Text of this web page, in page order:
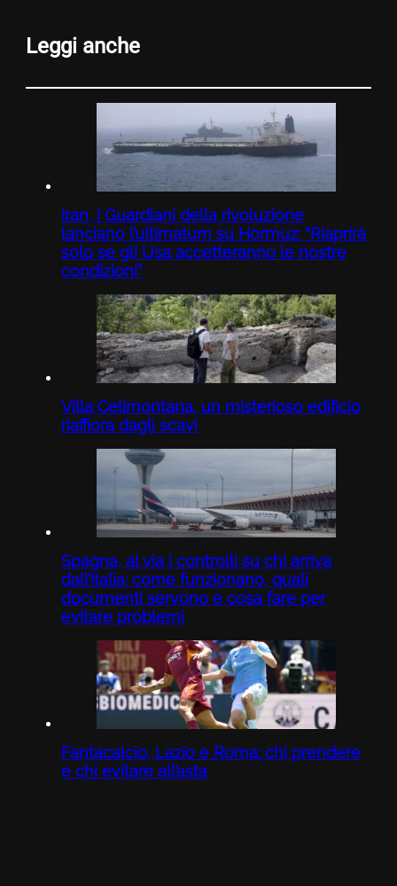
Leggi anche
Iran, i Guardiani della rivoluzione
lanciano l’ultimatum su Hormuz: “Riaprirà
solo se gli Usa accetteranno le nostre
condizioni”
Villa Celimontana, un misterioso edificio
riaffiora dagli scavi
Spagna, al via i controlli su chi arriva
dall’Italia: come funzionano, quali
documenti servono e cosa fare per
evitare problemi
Fantacalcio, Lazio e Roma: chi prendere
e chi evitare all’asta